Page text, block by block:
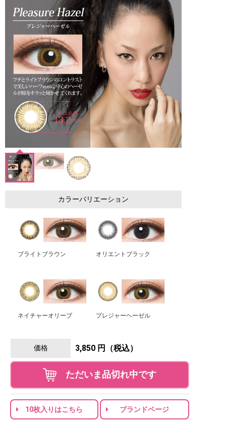
カラーバリエーション
ブライトブラウン オリエントブラック
ネイチャーオリーブ プレジャーヘーゼル
価格 3,850 円（税込）
ただいま品切れ中です
10枚入りはこちら ブランドページ